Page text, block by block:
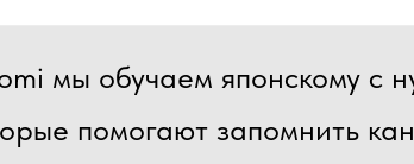
мы обучаем японскому с
помогают запомнить
ЯПОНСКИЙ СТАРТ